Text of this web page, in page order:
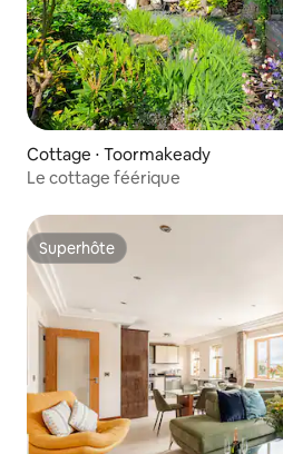
Cottage ⋅ Toormakeady
Le cottage féérique
Superhôte
Superhôte